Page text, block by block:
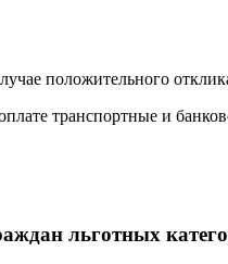
положительного
транспортные и
льготных